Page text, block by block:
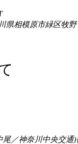
県相模原市緑区牧
／神奈川中央交通)